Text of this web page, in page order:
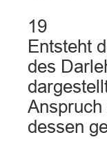
19
Entsteht
des
Anspruch
dessen